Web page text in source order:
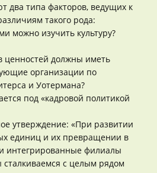
два типа факторов, ведущих к
такого рода:
можно изучить культуру?
ценностей должны иметь
организации по
и Уотермана?
под «кадровой политикой
утверждение: «При развитии
единиц и их превращении в
интегрированные филиалы
с целым рядом